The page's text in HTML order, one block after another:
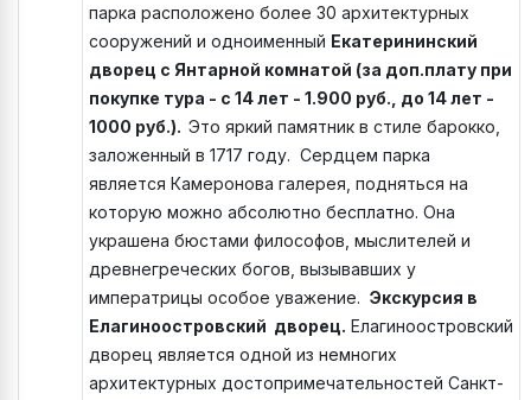
парка расположено более 30 архитектурных
сооружений и одноименный Екатерининский
дворец с Янтарной комнатой (за доп.плату при
покупке тура - с 14 лет - 1.900 руб., до 14 лет -
1000 руб.). Это яркий памятник в стиле барокко,
заложенный в 1717 году. Сердцем парка
является Камеронова галерея, подняться на
которую можно абсолютно бесплатно. Она
украшена бюстами философов, мыслителей и
древнегреческих богов, вызывавших у
императрицы особое уважение. Экскурсия в
Елагиноостровский дворец. Елагиноостровский
дворец является одной из немногих
архитектурных достопримечательностей Санкт-